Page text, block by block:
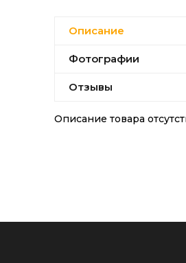
Описание
Фотографии
Отзывы
Описание товара